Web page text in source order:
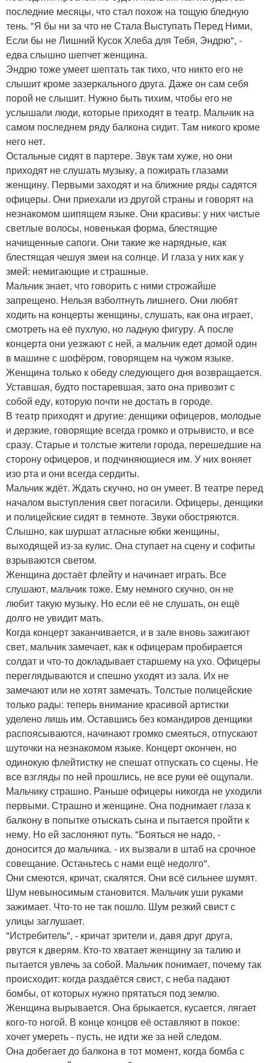
последние месяцы, что стал похож на тощую бледную
тень. "Я бы ни за что не Стала Выступать Перед Ними,
Если бы не Лишний Кусок Хлеба для Тебя, Эндрю", -
едва слышно шепчет женщина.
Эндрю тоже умеет шептать так тихо, что никто его не
слышит кроме зазеркального друга. Даже он сам себя
порой не слышит. Нужно быть тихим, чтобы его не
услышали люди, которые приходят в театр. Мальчик на
самом последнем ряду балкона сидит. Там никого кроме
него нет.
Остальные сидят в партере. Звук там хуже, но они
приходят не слушать музыку, а пожирать глазами
женщину. Первыми заходят и на ближние ряды садятся
офицеры. Они приехали из другой страны и говорят на
незнакомом шипящем языке. Они красивы: у них чистые
светлые волосы, новенькая форма, блестящие
начищенные сапоги. Они такие же нарядные, как
блестящая чешуя змеи на солнце. И глаза у них как у
змей: немигающие и страшные.
Мальчик знает, что говорить с ними строжайше
запрещено. Нельзя взболтнуть лишнего. Они любят
ходить на концерты женщины, слушать, как она играет,
смотреть на её пухлую, но ладную фигуру. А после
концерта они уезжают с ней, а мальчик едет домой один
в машине с шофёром, говорящем на чужом языке.
Женщина только к обеду следующего дня возвращается.
Уставшая, будто постаревшая, зато она привозит с
собой еду, которую почти не достать в городе.
В театр приходят и другие: денщики офицеров, молодые
и дерзкие, говорящие всегда громко и отрывисто, и все
сразу. Старые и толстые жители города, перешедшие на
сторону офицеров, и подчиняющиеся им. У них воняет
изо рта и они всегда сердиты.
Мальчик ждёт. Ждать скучно, но он умеет. В театре перед
началом выступления свет погасили. Офицеры, денщики
и полицейские сидят в темноте. Звуки обостряются.
Слышно, как шуршат атласные юбки женщины,
выходящей из-за кулис. Она ступает на сцену и софиты
взрываются светом.
Женщина достаёт флейту и начинает играть. Все
слушают, мальчик тоже. Ему немного скучно, он не
любит такую музыку. Но если её не слушать, он ещё
долго не увидит мать.
Когда концерт заканчивается, и в зале вновь зажигают
свет, мальчик замечает, как к офицерам пробирается
солдат и что-то докладывает старшему на ухо. Офицеры
переглядываются и спешно уходят из зала. Их не
замечают или не хотят замечать. Толстые полицейские
только рады: теперь внимание красивой артистки
уделено лишь им. Оставшись без командиров денщики
распоясываются, начинают громко смеяться, отпускают
шуточки на незнакомом языке. Концерт окончен, но
одинокую флейтистку не спешат отпускать со сцены. Не
все взгляды по ней прошлись, не все руки её ощупали.
Мальчику страшно. Раньше офицеры никогда не уходили
первыми. Страшно и женщине. Она поднимает глаза к
балкону в попытке отыскать сына и пытается пройти к
нему. Но ей заслоняют путь. "Бояться не надо, -
доносится до мальчика. - их вызвали в штаб на срочное
совещание. Останьтесь с нами ещё недолго".
Они смеются, кричат, скалятся. Они всё сильнее шумят.
Шум невыносимым становится. Мальчик уши руками
зажимает. Что-то не так пошло. Шум резкий свист с
улицы заглушает.
"Истребитель", - кричат зрители и, давя друг друга,
рвутся к дверям. Кто-то хватает женщину за талию и
пытается увлечь за собой. Мальчик понимает, почему так
происходит: когда раздаётся свист, с неба падают
бомбы, от которых нужно прятаться под землю.
Женщина вырывается. Она брыкается, кусается, лягает
кого-то ногой. В конце концов её оставляют в покое:
хочет умереть - пусть, не идти же за ней следом.
Она добегает до балкона в тот момент, когда бомба с